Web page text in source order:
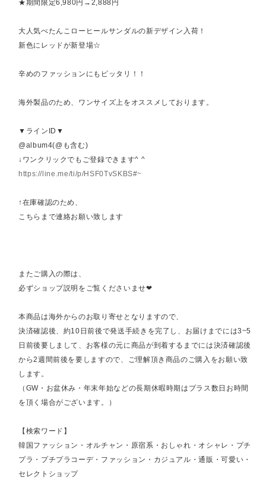
★期間限定6,980円→2,888円
大人気ぺたんこローヒールサンダルの新デザイン入荷！
新色にレッドが新登場☆
辛めのファッションにもピッタリ！！
海外製品のため、ワンサイズ上をオススメしております。
▼ラインID▼
@album4(@も含む)
↓ワンクリックでもご登録できます^ ^
https://line.me/ti/p/HSF0TvSKBS#~
↑在庫確認のため、
こちらまで連絡お願い致します
またご購入の際は、
必ずショップ説明をご覧くださいませ❤︎
本商品は海外からのお取り寄せとなりますので、
決済確認後、約10日前後で発送手続きを完了し、お届けまでには3~5
日前後要しまして、お客様の元に商品が到着するまでには決済確認後
から2週間前後を要しますので、ご理解頂き商品のご購入をお願い致
します。
（GW・お盆休み・年末年始などの長期休暇時期はプラス数日お時間
を頂く場合がございます。）
【検索ワード】
韓国ファッション・オルチャン・原宿系・おしゃれ・オシャレ・プチ
プラ・プチプラコーデ・ファッション・カジュアル・通販・可愛い・
セレクトショップ